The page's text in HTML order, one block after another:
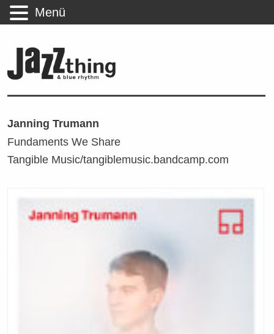
Janning Trumann
Fundaments We Share
Tangible Music/tangiblemusic.bandcamp.com
Menü